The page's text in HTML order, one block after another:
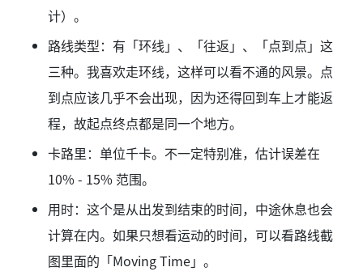
计）。
路线类型：有「环线」、「往返」、「点到点」这
三种。我喜欢走环线，这样可以看不通的风景。点
到点应该几乎不会出现，因为还得回到车上才能返
程，故起点终点都是同一个地方。
卡路里：单位千卡。不一定特别准，估计误差在
10% - 15% 范围。
用时：这个是从出发到结束的时间，中途休息也会
计算在内。如果只想看运动的时间，可以看路线截
图里面的「Moving Time」。